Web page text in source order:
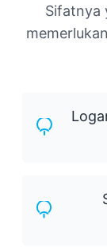
Sifatnya